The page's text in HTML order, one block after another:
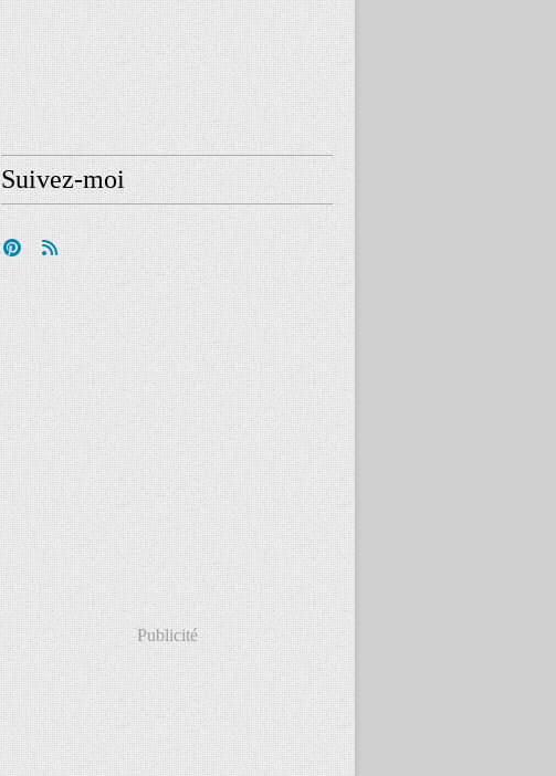
Suivez-moi
Publicité